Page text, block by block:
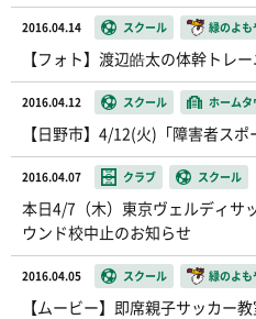
2016.04.14 スクール 緑のよも
【フォト】渡辺皓太の体幹トレ
2016.04.12 スクール ホームタ
【日野市】4/12(火)「障害者ス
2016.04.07 クラブ スクール
本日4/7（木）東京ヴェルディサ
ウンド校中止のお知らせ
2016.04.05 スクール 緑のよも
【ムービー】即席親子サッカー